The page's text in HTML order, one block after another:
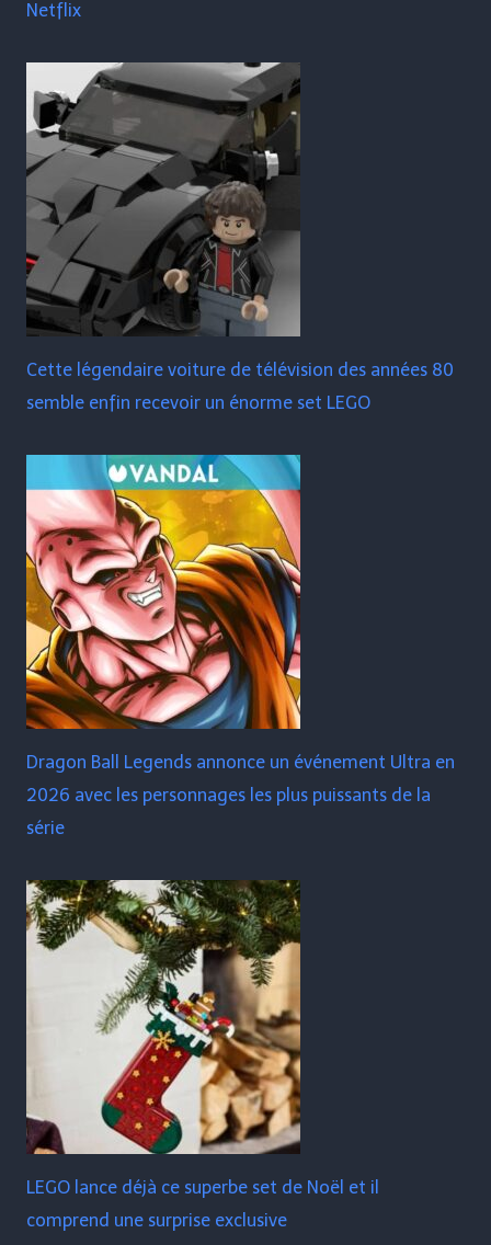
Netflix
Cette légendaire voiture de télévision des années 80
semble enfin recevoir un énorme set LEGO
Dragon Ball Legends annonce un événement Ultra en
2026 avec les personnages les plus puissants de la
série
LEGO lance déjà ce superbe set de Noël et il
comprend une surprise exclusive